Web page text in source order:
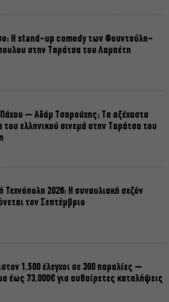
Η stand-up comedy των Φουντούλη-
στην Ταράτσα του Λαμπέτη
– Αδάμ Τσαρούχης: Τα αξέχαστα
του ελληνικού σινεμά στην Ταράτσα του
Τεχνόπολη 2026: Η συναυλιακή σεζόν
τον Σεπτέμβριο
1.500 έλεγχοι σε 300 παραλίες –
έως 73.000€ για αυθαίρετες καταλήψεις